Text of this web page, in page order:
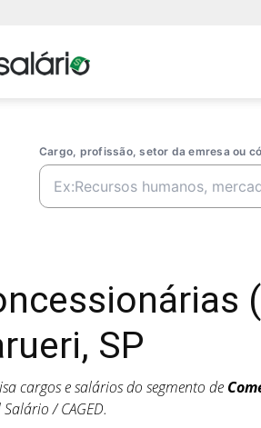
Portal
Cargo, profissão, setor da emresa ou
SP
cargos e salários do segmento de
/ CAGED.